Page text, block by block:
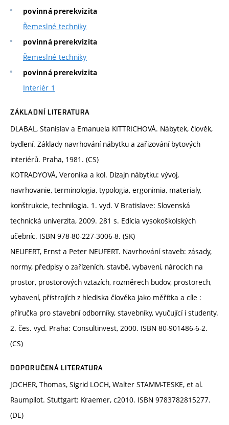
povinná prerekvizita
Řemeslné techniky
povinná prerekvizita
Řemeslné techniky
povinná prerekvizita
Interiér 1
ZÁKLADNÍ LITERATURA
DLABAL, Stanislav a Emanuela KITTRICHOVÁ. Nábytek, člověk,
bydlení. Základy navrhování nábytku a zařizování bytových
interiérů. Praha, 1981. (CS)
KOTRADYOVÁ, Veronika a kol. Dizajn nábytku: vývoj,
navrhovanie, terminologia, typologia, ergonimia, materialy,
konštrukcie, technilogia. 1. vyd. V Bratislave: Slovenská
technická univerzita, 2009. 281 s. Edícia vysokoškolských
učebníc. ISBN 978-80-227-3006-8. (SK)
NEUFERT, Ernst a Peter NEUFERT. Navrhování staveb: zásady,
normy, předpisy o zařízeních, stavbě, vybavení, nárocích na
prostor, prostorových vztazích, rozměrech budov, prostorech,
vybavení, přístrojích z hlediska člověka jako měřítka a cíle :
příručka pro stavební odborníky, stavebníky, vyučující i studenty.
2. čes. vyd. Praha: Consultinvest, 2000. ISBN 80-901486-6-2.
(CS)
DOPORUČENÁ LITERATURA
JOCHER, Thomas, Sigrid LOCH, Walter STAMM-TESKE, et al.
Raumpilot. Stuttgart: Kraemer, c2010. ISBN 9783782815277.
(DE)